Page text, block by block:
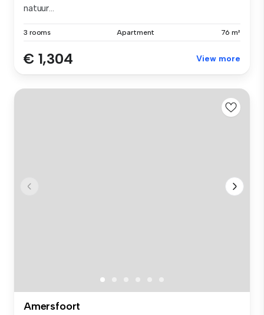
natuur...
3 rooms Apartment 76 m²
€ 1,304 View more
Amersfoort